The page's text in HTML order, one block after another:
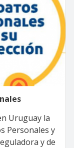
Uruguay la
Personales y
y de